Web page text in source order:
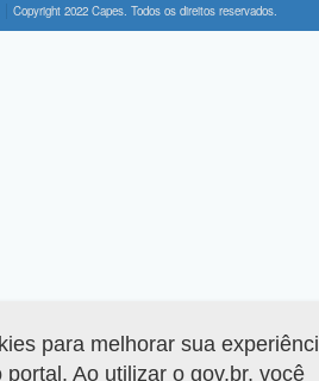
Copyright 2022 Capes. Todos os direitos reservados.
para melhorar sua
Ao utilizar o gov.br, você